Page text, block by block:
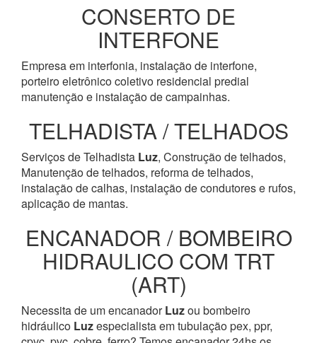
CONSERTO DE
INTERFONE
Empresa em interfonia, instalação de interfone,
porteiro eletrônico coletivo residencial predial
manutenção e instalação de campainhas.
TELHADISTA / TELHADOS
Serviços de Telhadista Luz, Construção de telhados,
Manutenção de telhados, reforma de telhados,
instalação de calhas, instalação de condutores e rufos,
aplicação de mantas.
ENCANADOR / BOMBEIRO
HIDRAULICO COM TRT
(ART)
Necessita de um encanadorLuzou bombeiro
hidráulico Luzespecialista em tubulação pex, ppr,